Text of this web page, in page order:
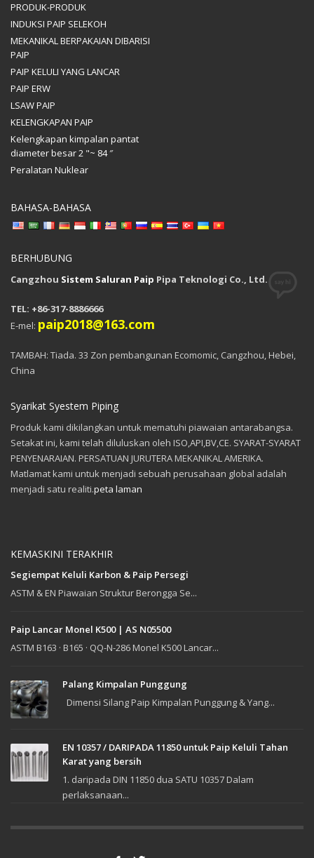
PRODUK-PRODUK
INDUKSI PAIP SELEKOH
MEKANIKAL BERPAKAIAN DIBARISI
PAIP
PAIP KELULI YANG LANCAR
PAIP ERW
LSAW PAIP
KELENGKAPAN PAIP
Kelengkapan kimpalan pantat
diameter besar 2 "~ 84 ″
Peralatan Nuklear
BAHASA-BAHASA
BERHUBUNG
Cangzhou Sistem Saluran Paip Pipa Teknologi Co., Ltd.
TEL: +86-317-8886666
E-mel: paip2018@163.com
TAMBAH: Tiada. 33 Zon pembangunan Ecomomic, Cangzhou, Hebei,
China
Syarikat Syestem Piping
Produk kami dikilangkan untuk mematuhi piawaian antarabangsa.
Setakat ini, kami telah diluluskan oleh ISO,API,BV,CE. SYARAT-SYARAT
PENYENARAIAN. PERSATUAN JURUTERA MEKANIKAL AMERIKA.
Matlamat kami untuk menjadi sebuah perusahaan global adalah
menjadi satu realiti.peta laman
KEMASKINI TERAKHIR
Segiempat Keluli Karbon & Paip Persegi
ASTM & EN Piawaian Struktur Berongga Se...
Paip Lancar Monel K500 | AS N05500
ASTM B163 · B165 · QQ-N-286 Monel K500 Lancar...
Palang Kimpalan Punggung
Dimensi Silang Paip Kimpalan Punggung & Yang...
EN 10357 / DARIPADA 11850 untuk Paip Keluli Tahan
Karat yang bersih
1. daripada DIN 11850 dua SATU 10357 Dalam
perlaksanaan...